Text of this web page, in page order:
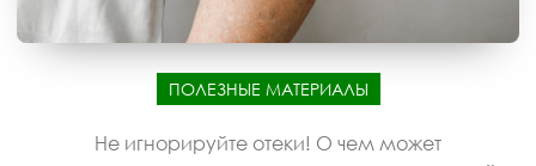
ПОЛЕЗНЫЕ МАТЕРИАЛЫ
Не игнорируйте отеки! О чем может